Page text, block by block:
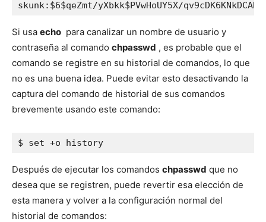
skunk:$6$qeZmt/yXbkk$PVwHoUY5X/
Si usa echo para canalizar un nombre de usuario y
contraseña al comando chpasswd , es probable que el
comando se registre en su historial de comandos, lo que
no es una buena idea. Puede evitar esto desactivando la
captura del comando de historial de sus comandos
brevemente usando este comando:
$ set +o history
Después de ejecutar los comandos chpasswd que no
desea que se registren, puede revertir esa elección de
esta manera y volver a la configuración normal del
historial de comandos: